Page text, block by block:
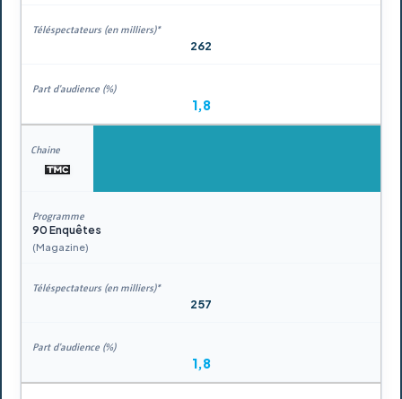
262
1,8
90 Enquêtes
(Magazine)
257
1,8